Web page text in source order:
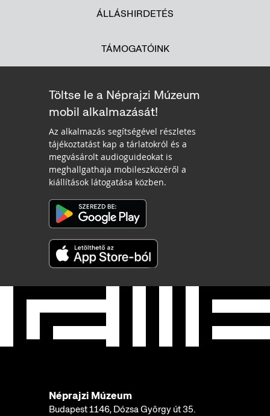
ÁLLÁSHIRDETÉS
TÁMOGATÓINK
Töltse le a Néprajzi Múzeum
mobil alkalmazását!
Az alkalmazás segítségével részletes
tájékoztatást kap a tárlatokról és a
megvásárolt audioguideokat is
meghallgathaja mobileszközéről a
kiállítások látogatása közben.
Néprajzi Múzeum
Budapest 1146, Dózsa György út 35.